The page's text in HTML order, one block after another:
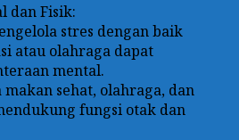
dan Fisik:
stres dengan baik
atau olahraga dapat
mental.
makan sehat, olahraga, dan
fungsi otak dan